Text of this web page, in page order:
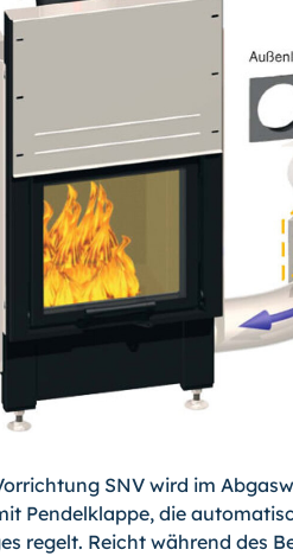
SNV wird im
Pendelklappe, die
regelt. Reicht während des